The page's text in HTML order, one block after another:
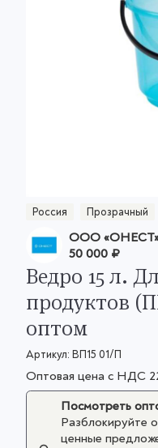
Россия Прозрачный
ООО «ОНЕСТ»
50 000 ₽
Ведро 15 л.
продуктов
оптом
Артикул: ВП15 01/П
Оптовая цена с НДС
Посмотреть
Разблокируйте
ценные